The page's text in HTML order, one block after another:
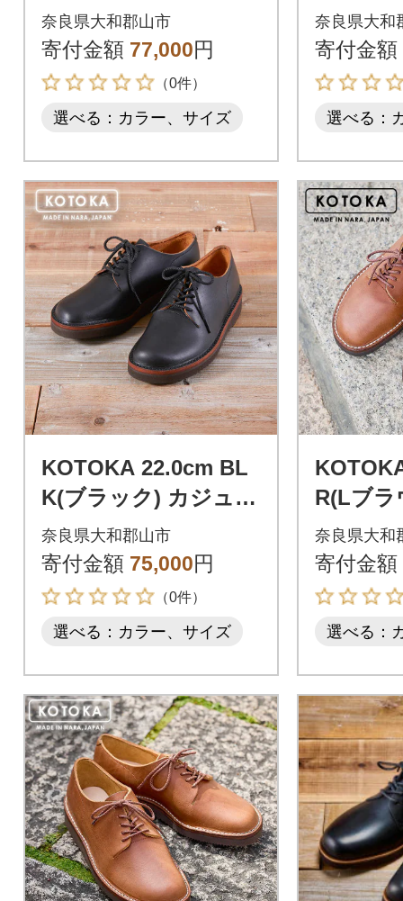
革 レザーシューズ 紳
士靴 ORG300
奈良県大和郡山市
寄付金額 77,000円
（0件）
選べる：カラー、サイズ
ュアル
靴 牛革
奈良県大和
寄付金額
選べる：
KOTOKA 22.0cm BL
K(ブラック) カジュア
ルシューズ 婦人靴 牛
革 KTO2002L
奈良県大和郡山市
寄付金額 75,000円
（0件）
選べる：カラー、サイズ
R(Lブラ
アルシ
牛革
奈良県大和
寄付金額
選べる：